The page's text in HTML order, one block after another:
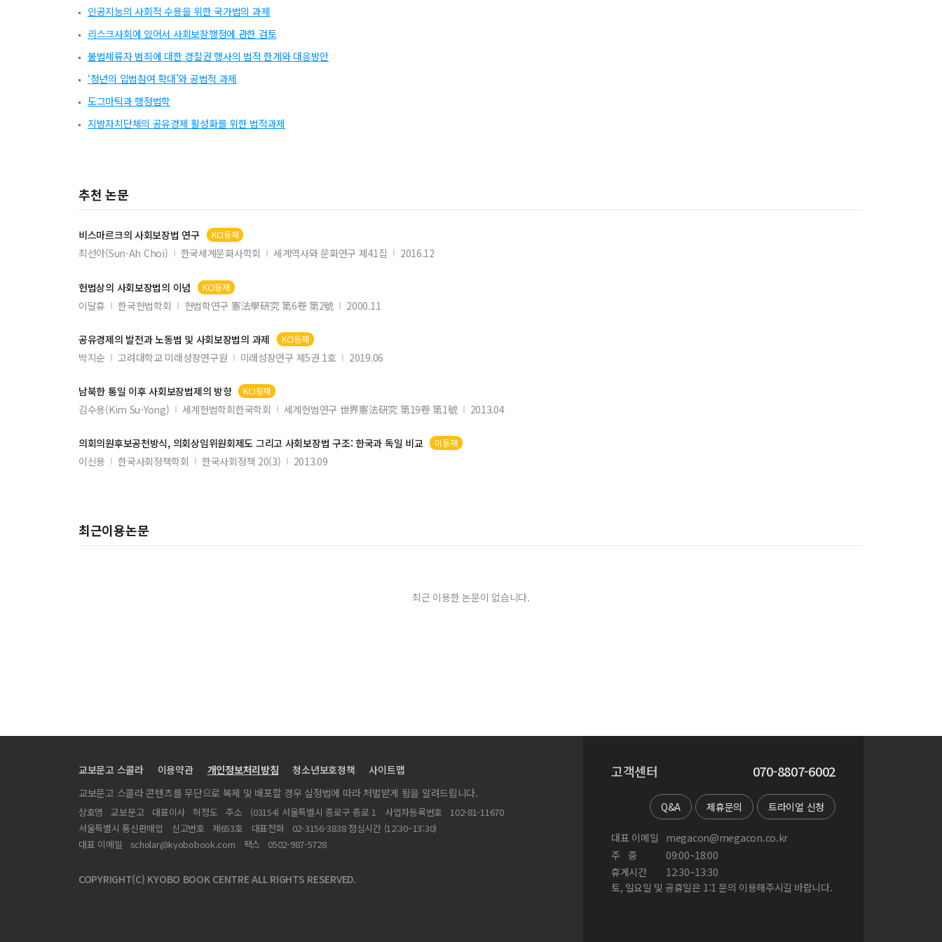
인공지능의 사회적 수용을 위한 국가법의 과제
리스크사회에 있어서 사회보장행정에 관한 검토
불법체류자 범죄에 대한 경찰권 행사의 법적 한계와 대응방안
‘청년의 입법참여 확대’와 공법적 과제
도그마틱과 행정법학
지방자치단체의 공유경제 활성화를 위한 법적과제
추천 논문
비스마르크의사회보장법 연구 KCI등재
최선아(Sun-Ah Choi) 한국세계문화사학회 세계역사와 문화연구 제41집 2016.12
헌법상의 사회보장법의 이념 KCI등재
이달휴 한국헌법학회 헌법학연구 憲法學硏究 第6卷 第2號 2000.11
공유경제의 발전과 노동법 및 사회보장법의 과제 KCI등재
박지순 고려대학교 미래성장연구원 미래성장연구 제5권 1호 2019.06
남북한 통일 이후사회보장법제의 방향 KCI등재
김수용(Kim Su-Yong) 세계헌법학회한국학회 세계헌법연구 世界憲法硏究 第19卷 第1號 2013.04
의회의원후보공천방식, 의회상임위원회제도 그리고 사회보장법 구조: 한국과 독일 비교 미등재
이신용 한국사회정책학회 한국사회정책 20(3) 2013.09
최근이용논문
최근 이용한 논문이 없습니다.
교보문고 스콜라 이용약관 개인정보처리방침 청소년보호정책
사이트맵
교보문고 스콜라 콘텐츠를 무단으로 복제 및 배포할 경우 실정법에 따라 처벌받게 됨을 알려드립니다.
상호명 교보문고 대표이사 허정도 주소 (03154) 서울특별시 종로구 종로 1 사업자등록번호
102-81-11670
서울특별시 통신판매업
신고번호 제653호 대표전화
02-3156-3838 점심시간 (12:30~13:30)
대표 이메일
scholar@kyobobook.com 팩스 0502-987-5728
COPYRIGHT(C) KYOBO BOOK CENTRE ALL RIGHTS RESERVED.
고객센터 070-8807-6002
Q&A 제휴문의 트라이얼 신청
대표 이메일
megacon@megacon.co.kr
주
중
09:00~18:00
휴게시간
12:30~13:30
토, 일요일 및 공휴일은 1:1 문의 이용해주시길 바랍니다.